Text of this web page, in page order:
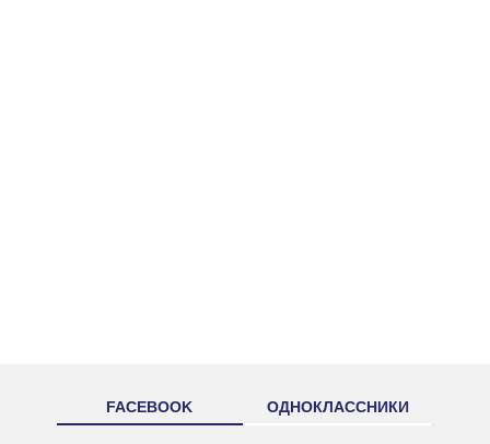
FACEBOOK ОДНОКЛАССНИКИ